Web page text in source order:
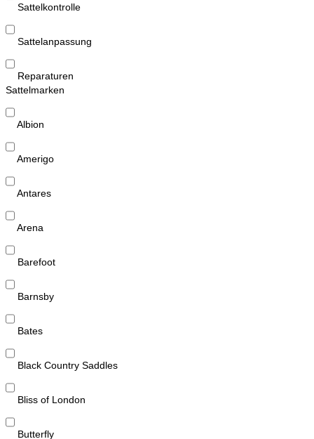
Sattelkontrolle
Sattelanpassung
Reparaturen
Sattelmarken
Albion
Amerigo
Antares
Arena
Barefoot
Barnsby
Bates
Black Country Saddles
Bliss of London
Butterfly